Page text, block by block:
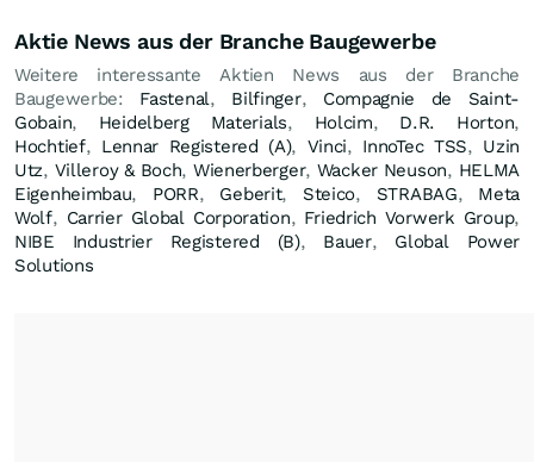
Aktie News aus der Branche Baugewerbe
Weitere interessante Aktien News aus der Branche
Baugewerbe: Fastenal, Bilfinger, Compagnie de Saint-
Gobain, Heidelberg Materials, Holcim, D.R. Horton,
Hochtief, Lennar Registered (A), Vinci, InnoTec TSS, Uzin
Utz, Villeroy & Boch, Wienerberger, Wacker Neuson, HELMA
Eigenheimbau, PORR, Geberit, Steico, STRABAG, Meta
Wolf, Carrier Global Corporation, Friedrich Vorwerk Group,
NIBE Industrier Registered (B), Bauer, Global Power
Solutions